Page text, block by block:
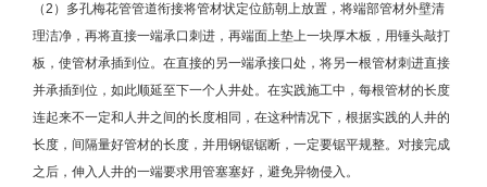
（2）多孔梅花管管道衔接将管材状定位筋朝上放置，将端部管材外壁清
理洁净，再将直接一端承口刺进，再端面上垫上一块厚木板，用锤头敲打
板，使管材承插到位。在直接的另一端承接口处，将另一根管材刺进直接
并承插到位，如此顺延至下一个人井处。在实践施工中，每根管材的长度
连起来不一定和人井之间的长度相同，在这种情况下，根据实践的人井的
长度，间隔量好管材的长度，并用钢锯锯断，一定要锯平规整。对接完成
之后，伸入人井的一端要求用管塞塞好，避免异物侵入。